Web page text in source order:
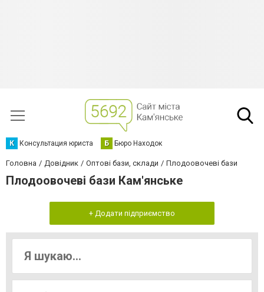
К Консультация юриста Б Бюро Находок
Головна Довідник Оптові бази, склади Плодоовочеві бази
Плодоовочеві бази Кам'янське
+ Додати підприємство